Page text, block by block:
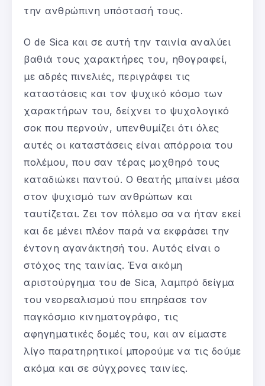
την ανθρώπινη υπόστασή τους.
Ο de Sica και σε αυτή την ταινία αναλύει
βαθιά τους χαρακτήρες του, ηθογραφεί,
με αδρές πινελιές, περιγράφει τις
καταστάσεις και τον ψυχικό κόσμο των
χαρακτήρων του, δείχνει το ψυχολογικό
σοκ που περνούν, υπενθυμίζει ότι όλες
αυτές οι καταστάσεις είναι απόρροια του
πολέμου, που σαν τέρας μοχθηρό τους
καταδιώκει παντού. Ο θεατής μπαίνει μέσα
στον ψυχισμό των ανθρώπων και
ταυτίζεται. Ζει τον πόλεμο σα να ήταν εκεί
και δε μένει πλέον παρά να εκφράσει την
έντονη αγανάκτησή του. Αυτός είναι ο
στόχος της ταινίας. Ένα ακόμη
αριστούργημα του de Sica, λαμπρό δείγμα
του νεορεαλισμού που επηρέασε τον
παγκόσμιο κινηματογράφο, τις
αφηγηματικές δομές του, και αν είμαστε
λίγο παρατηρητικοί μπορούμε να τις δούμε
ακόμα και σε σύγχρονες ταινίες.